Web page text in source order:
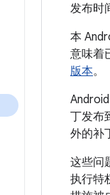
发布时
本
意味着
版本。
丁发布
外的补
这些问
执行特